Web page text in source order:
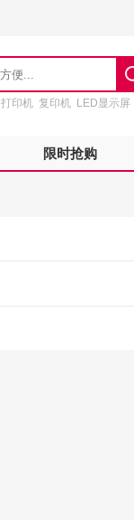
打印机 复印机 LED显示屏
限时抢购